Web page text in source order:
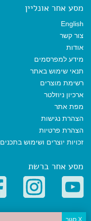
מסע אחר אונליין
English
צור קשר
אודות
מידע למפרסמים
תנאי שימוש באתר
רשימת מוצרים
ארכיון ניוזלטר
מפת אתר
הצהרת נגישות
הצהרת פרטיות
זכויות יוצרים ושימוש בתכנים
מסע אחר ברשת
קטגוריות פופולריות